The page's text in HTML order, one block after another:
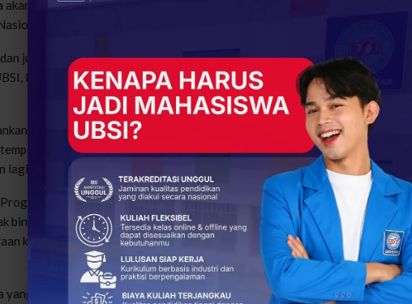
bisa lolos pendanaan. Dari awal masuk 5 besar tingkat
juga tidak menyangka dengan pengumuman HIMABI yang lolos
lalu sampai menjadi juara 1 se UBSI dan sekarang alhamdulillah
kegiatan ini sebaik mungkin sampai akhir nanti pembuatan
yang kami bina dan rencana nantinya anggota” HIMABI
nantinya dalam PHP2D ini” Sambung Yasina
PHP2D BEM UBSI Kampus Kota Sukabumi mengucapkan
tak lupa Dede mengucapkan terima kasih kepada pihak
kepada BEM UBSI Kampus Sukabumi untuk mewakili UBSI dalam
yang sudah didapatkan oleh Tim PHP2D UBSI, dan saya ucapkan